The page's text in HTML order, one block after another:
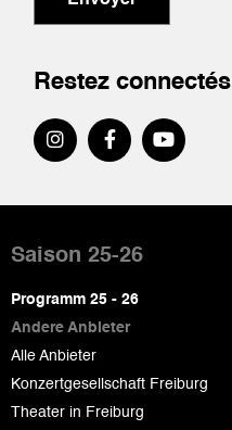
Restez connectés
de
page
Saison 25-26
Programm 25 - 26
Andere Anbieter
Alle Anbieter
Konzertgesellschaft Freiburg
Theater in Freiburg